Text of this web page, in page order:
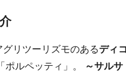
リツーリズモのあるディ
ポルペッティ」。
～サル